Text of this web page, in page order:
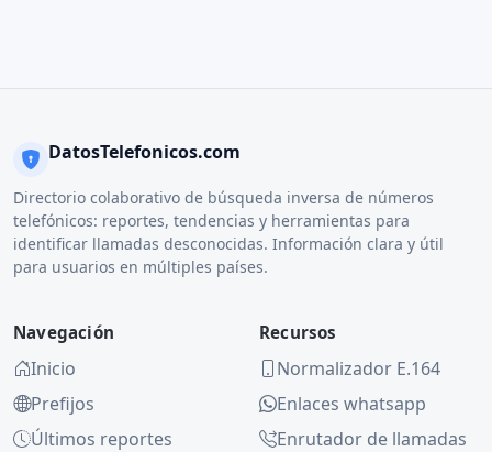
DatosTelefonicos.com
Directorio colaborativo de búsqueda inversa de números
telefónicos: reportes, tendencias y herramientas para
identificar llamadas desconocidas. Información clara y útil
para usuarios en múltiples países.
Navegación
Inicio
Prefijos
Últimos reportes
Recursos
Normalizador E.164
Enlaces whatsapp
Enrutador de llamadas